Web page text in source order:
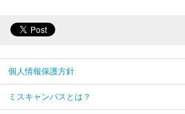
個人情報保護方針
ミスキャンパスとは？